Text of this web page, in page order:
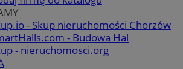
- Skup nieruchomości Chorzów
- Budowa Hal
- nieruchomosci.org